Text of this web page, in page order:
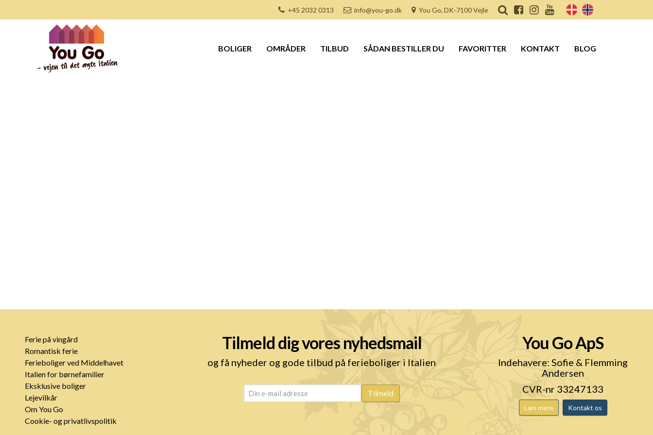
+45 2032 0313 info@you-go.dk You Go, DK-7100 Vejle
BOLIGER OMRÅDER TILBUD SÅDAN BESTILLER DU FAVORITTER KONTAKT BLOG
Ferie på vingård
Romantisk ferie
Ferieboliger ved Middelhavet
Italien for børnefamilier
Eksklusive boliger
Lejevilkår
Om You Go
Cookie- og privatlivspolitik
Tilmeld dig vores nyhedsmail
og få nyheder og gode tilbud på ferieboliger i Italien
email (Påkrævet) Tilmeld
You Go ApS
Indehavere: Sofie & Flemming
Andersen
CVR-nr 33247133
Læs mere Kontakt os